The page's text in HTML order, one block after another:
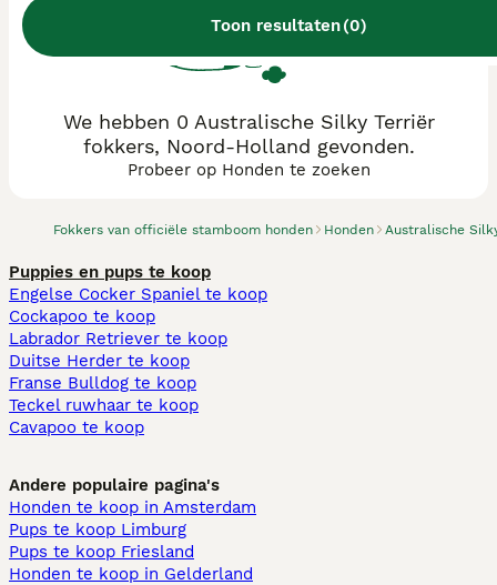
Toon resultaten(0)
Fokkers van officiële stamboom honden Honden Australische
We hebben 0 Australische Silky Terriër
fokkers, Noord-Holland gevonden.
Probeer op Honden te zoeken
Puppies en pups te koop
Engelse Cocker Spaniel te koop
Cockapoo te koop
Labrador Retriever te koop
Duitse Herder te koop
Franse Bulldog te koop
Teckel ruwhaar te koop
Cavapoo te koop
Andere populaire pagina's
Honden te koop in Amsterdam
Pups te koop Limburg​
Pups te koop Friesland​
Honden te koop in Gelderland